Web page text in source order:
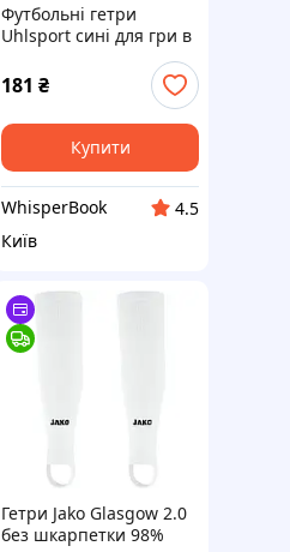
Футбольні гетри
Uhlsport сині для гри в
спортивні гетри
181 ₴
Купити
WhisperBook
4.5
Київ
Гетри Jako Glasgow 2.0
без шкарпетки 98%